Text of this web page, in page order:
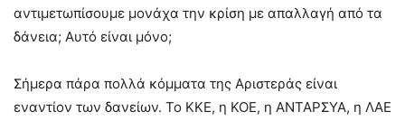
αντιμετωπίσουμε μονάχα την κρίση με απαλλαγή από τα
δάνεια; Αυτό είναι μόνο;
Σήμερα πάρα πολλά κόμματα της Αριστεράς είναι
εναντίον των δανείων. Το ΚΚΕ, η ΚΟΕ, η ΑΝΤΑΡΣΥΑ, η ΛΑΕ